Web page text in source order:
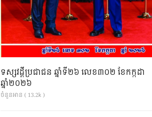
ទស្សវដ្តីប្រជាជន ឆ្នាំទី២៦ លេខ៣០២ ខែកក្កដា
ឆ្នាំ២០២៦
ចំនួនអាន ( 13.2k )